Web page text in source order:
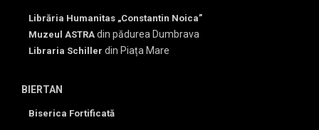
Librăria Humanitas „Constantin Noica”
Muzeul ASTRA din pădurea Dumbrava
Libraria Schiller din Piața Mare
BIERTAN
Biserica Fortificată